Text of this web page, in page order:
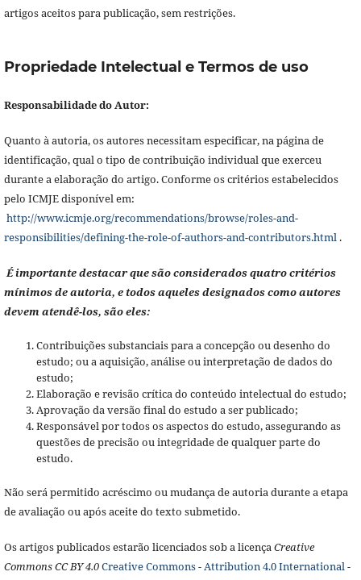
artigos aceitos para publicação, sem restrições.
Propriedade Intelectual e Termos de uso
Responsabilidade do Autor:
Quanto à autoria, os autores necessitam especificar, na página de
identificação, qual o tipo de contribuição individual que exerceu
durante a elaboração do artigo. Conforme os critérios estabelecidos
pelo ICMJE disponível em:
http://www.icmje.org/recommendations/browse/roles-and-
responsibilities/defining-the-role-of-authors-and-contributors.html.
É importante destacar que são considerados quatro critérios
mínimos de autoria, e todos aqueles designados como autores
devem atendê-los, são eles:
Contribuições substanciais para a concepção ou desenho do
estudo; ou a aquisição, análise ou interpretação de dados do
estudo;
Elaboração e revisão crítica do conteúdo intelectual do estudo;
Aprovação da versão final do estudo a ser publicado;
Responsável por todos os aspectos do estudo, assegurando as
questões de precisão ou integridade de qualquer parte do
estudo.
Não será permitido acréscimo ou mudança de autoria durante a etapa
de avaliação ou após aceite do texto submetido.
Os artigos publicados estarão licenciados sob a licençaCreative
Commons CC BY 4.0Creative Commons - Attribution 4.0 International -